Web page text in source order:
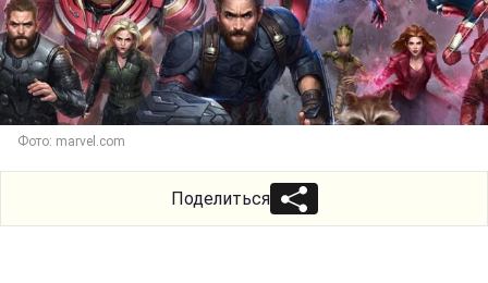
Фото: marvel.com
Поделиться